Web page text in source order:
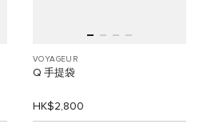
VOYAGEUR
Q 手提袋
HK$2,800